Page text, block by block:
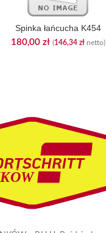
Spinka łańcucha K454
180,00 zł (146,34 złnetto)